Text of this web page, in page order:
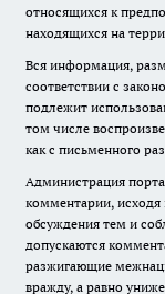
относящихся к
находящихся на
Вся информация,
соответствии с
подлежит
том числе
как с письменного
Администрация
комментарии, исходя
обсуждения тем и
допускаются
разжигающие
вражду, а равно